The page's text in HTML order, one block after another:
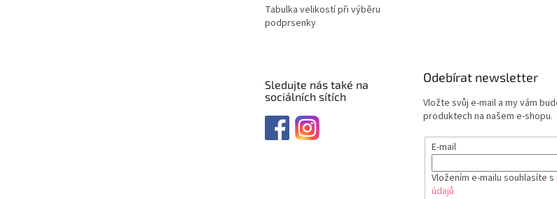
Tabulka velikostí při výběru
podprsenky
Sledujte nás také na
sociálních sítích
Odebírat newsletter
Vložte svůj e-mail a my vám
produktech na našem e-shopu.
E-mail
Vložením e-mailu souhlasíte s
údajů